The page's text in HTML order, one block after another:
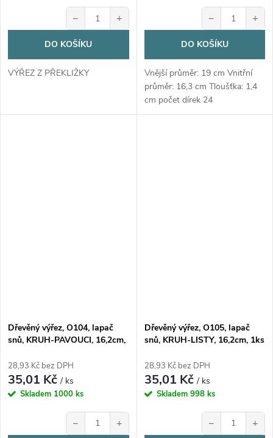
− +
DO KOŠÍKU
VÝŘEZ Z PŘEKLIŽKY
− +
DO KOŠÍKU
Vnější průměr: 19 cm Vnitřní
průměr: 16,3 cm Tloušťka: 1,4
cm počet dírek 24
Dřevěný výřez, O104, lapač
snů, KRUH-PAVOUCI, 16,2cm,
28,93 Kč bez DPH
35,01 Kč/ ks
Skladem 1000 ks
− +
Dřevěný výřez, O105, lapač
snů, KRUH-LISTY, 16,2cm, 1ks
28,93 Kč bez DPH
35,01 Kč/ ks
Skladem 998 ks
− +